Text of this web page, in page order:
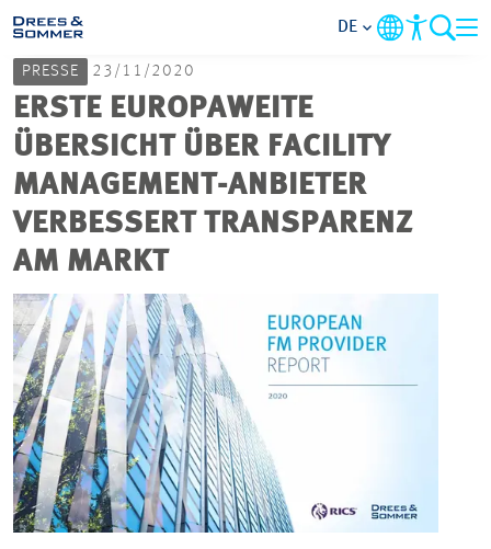
MARKETS
SERVICES
UNTERNEHMEN
KARRIERE
PROJEKTE
KONTAKT
DE
PRESSE 23/11/2020
ERSTE EUROPAWEITE
ÜBERSICHT ÜBER FACILITY
MANAGEMENT-ANBIETER
VERBESSERT TRANSPARENZ
AM MARKT